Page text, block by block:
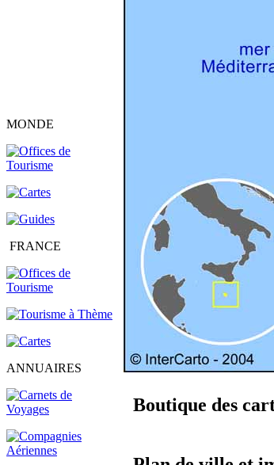
MONDE
FRANCE
ANNUAIRES
Boutique des